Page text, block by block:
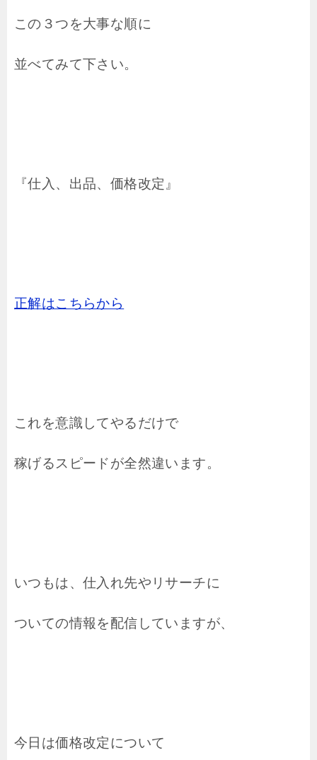
この３つを大事な順に
並べてみて下さい。
『仕入、出品、価格改定』
正解はこちらから
これを意識してやるだけで
稼げるスピードが全然違います。
いつもは、仕入れ先やリサーチに
ついての情報を配信していますが、
今日は価格改定について